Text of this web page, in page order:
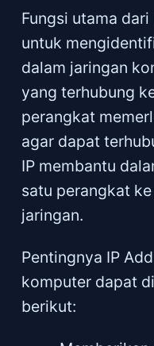
Fungsi utama
untuk
dalam jaringan
yang terhubung
perangkat
agar dapat
IP membantu
satu perangkat
jaringan.
Pentingnya IP
komputer dapat
berikut: